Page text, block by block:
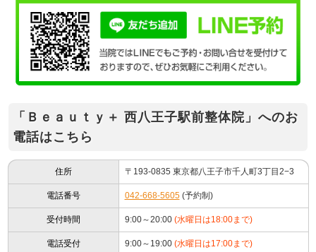
「Ｂｅａｕｔｙ＋ 西八王子駅前整体院」へのお
電話はこちら
住所 〒193-0835 東京都八王子市千人町3丁目2−3
電話番号 042-668-5605(予約制)
受付時間 9:00～20:00 (水曜日は18:00まで)
電話受付 9:00～19:00 (水曜日は17:00まで)